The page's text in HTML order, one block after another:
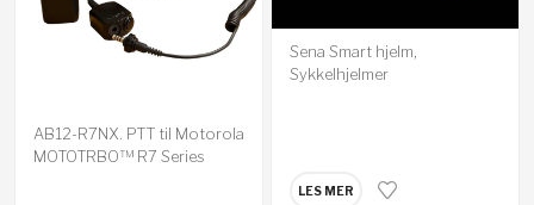
AB12-R7NX. PTT til Motorola
MOTOTRBO™ R7 Series
Sena Smart hjelm,
Sykkelhjelmer
LES MER